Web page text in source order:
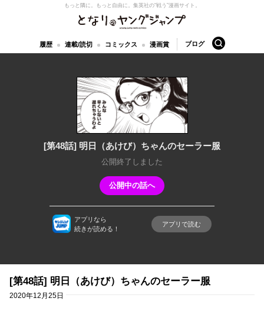
となりのヤングジャンプ
もっと隣に。もっと自由に。 集英社の“戦う”漫画サイト。
履歴 連載/読切 コミックス 漫画賞 ブログ 検索
[第48話] 明日（あけび）ちゃんのセーラー服
公開終了しました
公開中の話へ
アプリなら
続きが読める！
アプリで読む
[第48話] 明日（あけび）ちゃんのセーラー服
2020年12月25日